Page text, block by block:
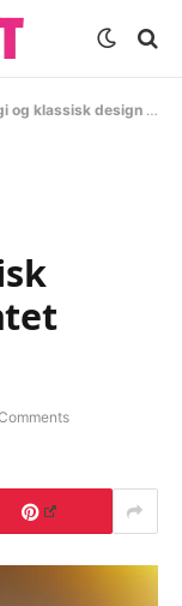
med forventet lancering i 2024